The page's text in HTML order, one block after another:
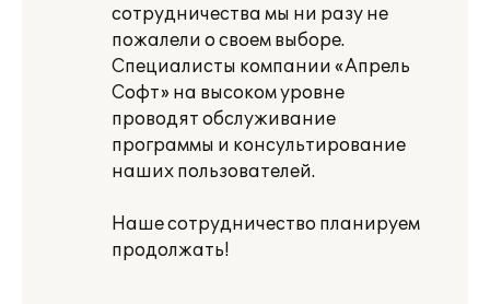
сотрудничества мы ни разу не
пожалели о своем выборе.
Специалисты компании «Апрель
Софт» на высоком уровне
проводят обслуживание
программы и консультирование
наших пользователей.
Наше сотрудничество планируем
продолжать!